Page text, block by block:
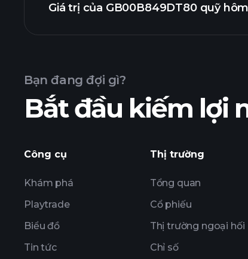
Giá trị của GB00B849DT80 quỹ
nâng cao
Bạn đang đợi gì?
Bắt đầu kiếm lợi
Công cụ
Khám phá
Playtrade
Biểu đồ
Tin tức
Thị trường
Tổng quan
Cổ phiếu
Thị trường ngoại hối
Chỉ số